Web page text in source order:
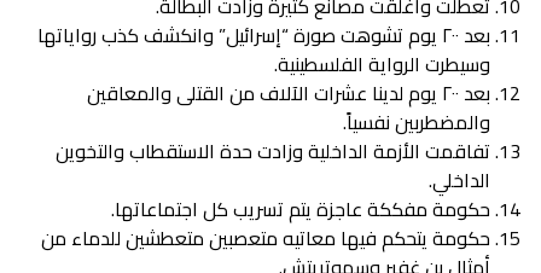
بعد ٢٠٠ يوم تشوهت صورة “إسرائيل” وانكشف كذب رواياتها
وسيطرت الرواية الفلسطينية.
بعد ٢٠٠ يوم لدينا عشرات الآلاف من القتلى والمعاقين
والمضطربين نفسياً.
تفاقمت الأزمة الداخلية وزادت حدة الاستقطاب والتخوين
الداخلي.
حكومة مفككة عاجزة يتم تسريب كل اجتماعاتها.
حكومة يتحكم فيها معاتيه متعصبين متعطشين للدماء من